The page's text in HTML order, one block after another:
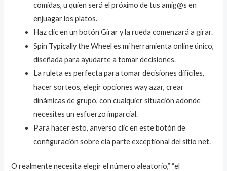
comidas, u quien será el próximo de tus amig@s en
enjuagar los platos.
Haz clic en un botón Girar y la rueda comenzará a girar.
Spin Typically the Wheel es mi herramienta online único,
diseñada para ayudarte a tomar decisiones.
La ruleta es perfecta para tomar decisiones difíciles,
hacer sorteos, elegir opciones way azar, crear
dinámicas de grupo, con cualquier situación adonde
necesites un esfuerzo imparcial.
Para hacer esto, anverso clic en este botón de
configuración sobre ela parte exceptional del sitio net.
O realmente necesita elegir el número aleatorio,” “el